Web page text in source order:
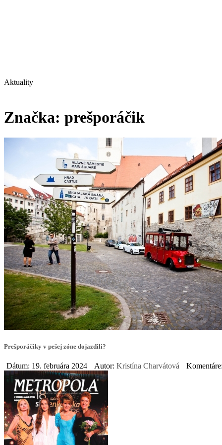
Aktuality
Značka: prešporáčik
Prešporáčiky v pešej zóne dojazdili?
Dátum: 19. februára 2024 Autor: Kristína Charvátová